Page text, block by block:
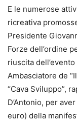
E le numerose
ricreativa
Presidente
Forze dell’ordine
riuscita
Ambasciatore de
“Cava Sviluppo”,
D’Antonio, per
euro) della